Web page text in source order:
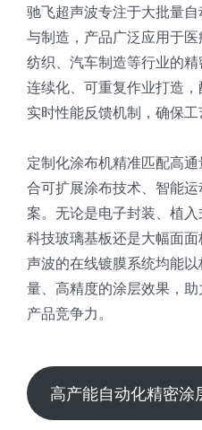
驰飞超声波专注于大批量
与制造，产品广泛应用于医
纺织、汽车制造等行业的
连续化、可重复作业打造
实时性能反馈机制，确保工
定制化涂布机精准匹配高
合可扩展涂布技术、智能
案。无论是电子封装、植
科技玻璃基板还是大幅面
声波的在线镀膜系统均能
量、高精度的涂层效果，
产品竞争力。
高产能自动化精密涂